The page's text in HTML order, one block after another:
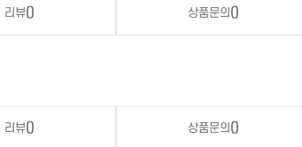
리뷰() 상품문의 ()
리뷰() 상품문의 ()